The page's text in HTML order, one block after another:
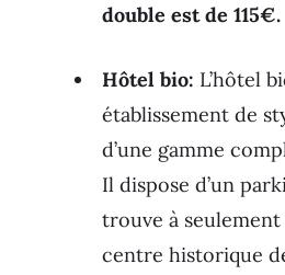
double est de 115€.
Hôtel bio: L’hôtel
établissement de
d’une gamme
Il dispose d’un
trouve à
centre historique